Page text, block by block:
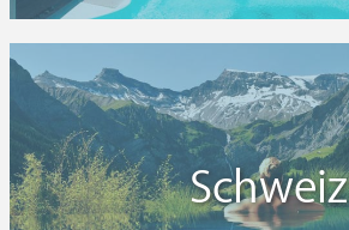
Schweiz